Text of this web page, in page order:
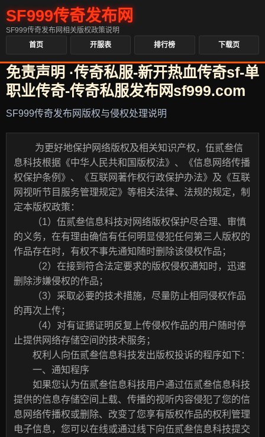
SF999传奇发布网
SF999传奇发布网相关版权政策说明
首页
开服表 排行榜 下载页
免责声明 ·传奇私服-新开热血传奇sf-单
职业传奇-传奇私服发布网sf999.com
SF999传奇发布网版权与侵权处理说明
为更好地保护网络版权及相关知识产权，伍贰叁信
息科技根据《中华人民共和国版权法》、《信息网络传播
权保护条例》、《互联网著作权行政保护办法》及《互联
网视听节目服务管理规定》等相关法律、法规的规定，制
定本版权政策：
（1）伍贰叁信息科技对网络版权保护尽合理、审慎
的义务，在有理由确信有任何明显侵犯任何第三人版权的
作品存在时，有权不事先通知随时删除该侵权作品；
（2）在接到符合法定要求的版权侵权通知时，迅速
删除涉嫌侵权的作品；
（3）采取必要的技术措施，尽量防止相同侵权作品
的再次上传；
（4）对有证据证明反复上传侵权作品的用户随时停
止提供网络存储空间的技术服务；
权利人向伍贰叁信息科技发出版权投诉的程序如下：
一、通知程序
如果您认为伍贰叁信息科技用户通过伍贰叁信息科技
提供的信息存储空间上载、传播的视听内容侵犯了您的信
息网络传播权或删除、改变了您享有版权作品的权利管理
电子信息，您可以在线或通过线下向伍贰叁信息科技提交